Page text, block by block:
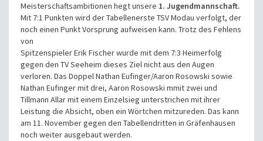
Meisterschaftsambitionen hegt unsere 1. Jugendmannschaft.
Mit 7:1 Punkten wird der Tabellenerste TSV Modau verfolgt, der
noch einen Punkt Vorsprung aufweisen kann. Trotz des Fehlens
von
Spitzenspieler Erik Fischer wurde mit dem 7:3 Heimerfolg
gegen den TV Seeheim dieses Ziel nicht aus den Augen
verloren. Das Doppel Nathan Eufinger/Aaron Rosowski sowie
Nathan Eufinger mit drei, Aaron Rosowski mmit zwei und
Tillmann Allar mit einem Einzelsieg unterstrichen mit ihrer
Leistung die Absicht, oben ein Wörtchen mitzureden. Das kann
am 11. November gegen den Tabellendritten in Gräfenhausen
noch weiter ausgebaut werden.